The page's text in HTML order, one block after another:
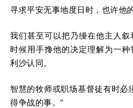
寻求平安无事地度日时，也许他
我们甚至可以把乃缦在他主人
时候用手搀他的决定理解为一
利沙认同。
智慧的牧师或职场基督徒有时必
得争战的事。”